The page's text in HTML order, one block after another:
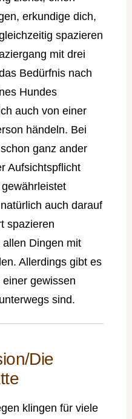
erkundige dich,
spazieren
mit drei
Bedürfnis nach
Hundes
auch von einer
händeln. Bei
ganz ander
Aufsichtspflicht
auch darauf
spazieren
Dingen mit
Allerdings gibt es
gewissen
sind.
Die
klingen für viele